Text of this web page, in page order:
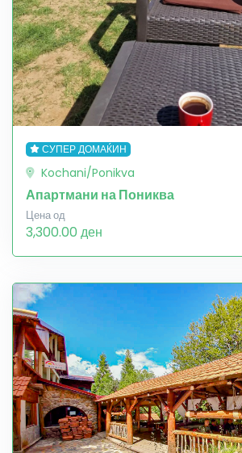
СУПЕР ДОМАЌИН
Kochani/Ponikva
Апартмани на Пониква
Цена од
3,300.00 ден